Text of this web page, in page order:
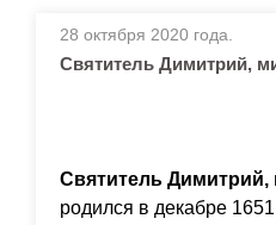
28 октября 2020 года.
Святитель Димитрий,
Святитель Димитрий,
родился в декабре